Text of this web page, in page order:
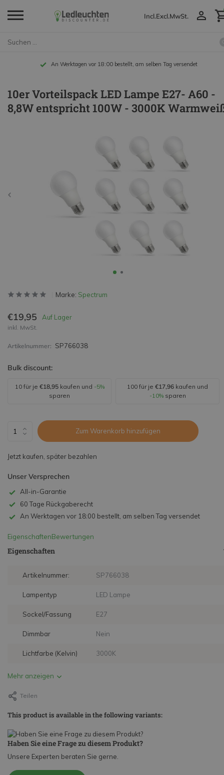
Incl.Excl.MwSt.
An Werktagen vor 18:00 bestellt, am selben Tag versendet
10er Vorteilspack LED Lampe E27- A60 -
8,8W entspricht 100W - 3000K
Marke: Spectrum
€19,95 Auf Lager
inkl. MwSt.
Artikelnummer: SP766038
Bulk discount:
10 für je €18,95kaufen und -5%
sparen
100 für je €17,96 kaufen und
-10%sparen
Zum Warenkorb hinzufügen
Jetzt kaufen, später bezahlen
Unser Versprechen
All-in-Garantie
60 Tage Rückgaberecht
An Werktagen vor 18:00 bestellt, am selben Tag versendet
EigenschaftenBewertungen
Eigenschaften
Artikelnummer: SP766038
Lampentyp LED Lampe
Sockel/Fassung E27
Dimmbar Nein
Lichtfarbe (Kelvin) 3000K
Mehr anzeigen
Teilen
This product is available in the following variants:
Haben Sie eine Frage zu diesem Produkt?
Unsere Experten beraten Sie gerne.